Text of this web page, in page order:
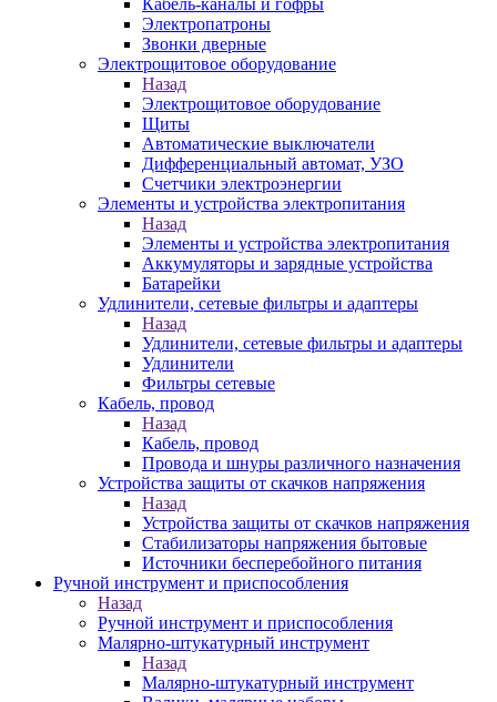
Кабель-каналы и гофры
Электропатроны
Звонки дверные
Электрощитовое оборудование
Назад
Электрощитовое оборудование
Щиты
Автоматические выключатели
Дифференциальный автомат, УЗО
Счетчики электроэнергии
Элементы и устройства электропитания
Назад
Элементы и устройства электропитания
Аккумуляторы и зарядные устройства
Батарейки
Удлинители, сетевые фильтры и адаптеры
Назад
Удлинители, сетевые фильтры и адаптеры
Удлинители
Фильтры сетевые
Кабель, провод
Назад
Кабель, провод
Провода и шнуры различного назначения
Устройства защиты от скачков напряжения
Назад
Устройства защиты от скачков напряжения
Стабилизаторы напряжения бытовые
Источники бесперебойного питания
Ручной инструмент и приспособления
Назад
Ручной инструмент и приспособления
Малярно-штукатурный инструмент
Назад
Малярно-штукатурный инструмент